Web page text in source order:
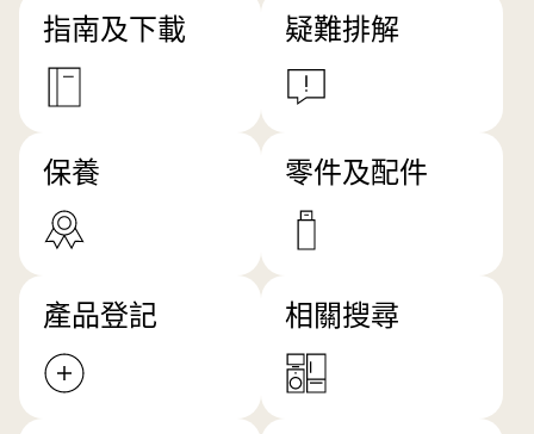
指南及下載 疑難排解
保養 零件及配件
產品登記 相關搜尋